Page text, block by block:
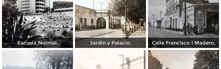
Escuela Normal. Jardin y Palacio. Calle Francisco I Madero,